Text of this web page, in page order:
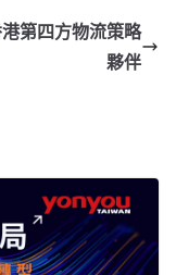
第四方物流策略
夥伴